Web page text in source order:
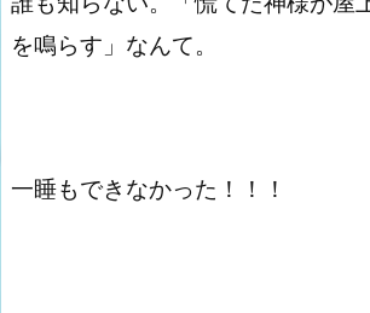
を鳴らす」なんて。
一睡もできなかった！！！